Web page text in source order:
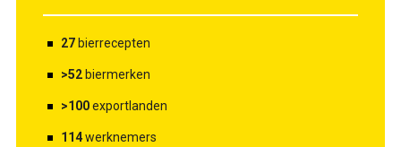
27bierrecepten
>52biermerken
>100exportlanden
114werknemers